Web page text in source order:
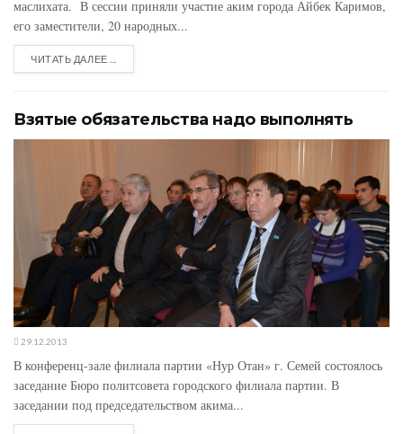
маслихата. В сессии приняли участие аким города Айбек Каримов,
его заместители, 20 народных...
ЧИТАТЬ ДАЛЕЕ ...
Взятые обязательства надо выполнять
29.12.2013
В конференц-зале филиала партии «Нур Отан» г. Семей состоялось
заседание Бюро политсовета городского филиала партии. В
заседании под председательством акима...